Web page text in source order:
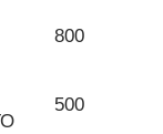
800
500